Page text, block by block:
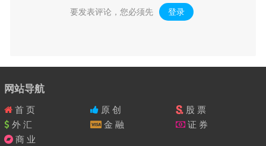
要发表评论，您必须先 登录 。
网站导航
首 页 原 创
股 票
外 汇
金 融
证 券
商 业